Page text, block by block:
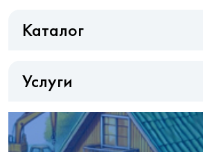
Каталог
Услуги